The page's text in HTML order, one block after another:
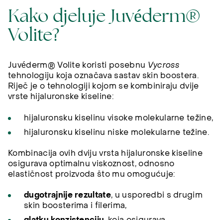
Kako djeluje Juvéderm®
Volite?
Juvéderm® Volite koristi posebnu Vycross
tehnologiju koja označava sastav skin boostera.
Riječ je o tehnologiji kojom se kombiniraju dvije
vrste hijaluronske kiseline:
hijaluronsku kiselinu visoke molekularne težine,
hijaluronsku kiselinu niske molekularne težine.
Kombinacija ovih dviju vrsta hijaluronske kiseline
osigurava optimalnu viskoznost, odnosno
elastičnost proizvoda što mu omogućuje:
dugotrajnije rezultate, u usporedbi s drugim
skin boosterima i filerima,